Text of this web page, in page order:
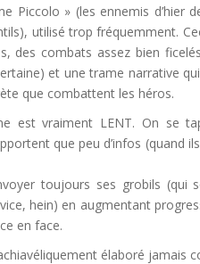
Piccolo » (les ennemis d’hier
utilisé trop fréquemment.
des combats assez bien
et une trame narrative
que combattent les héros.
est vraiment LENT. On se
que peu d’infos (quand
toujours ses grobils (qui
hein) en augmentant
en face.
élaboré jamais